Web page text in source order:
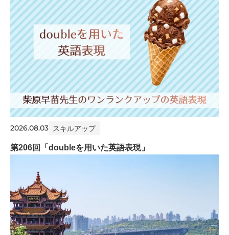
2026.08.03 スキルアップ
第206回「doubleを用いた英語表現」